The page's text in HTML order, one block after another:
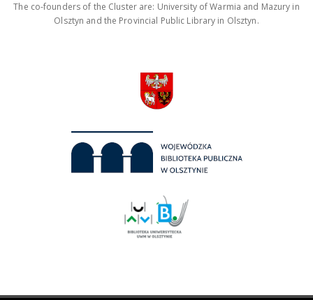
The co-founders of the Cluster are: University of Warmia and Mazury in
Olsztyn and the Provincial Public Library in Olsztyn.